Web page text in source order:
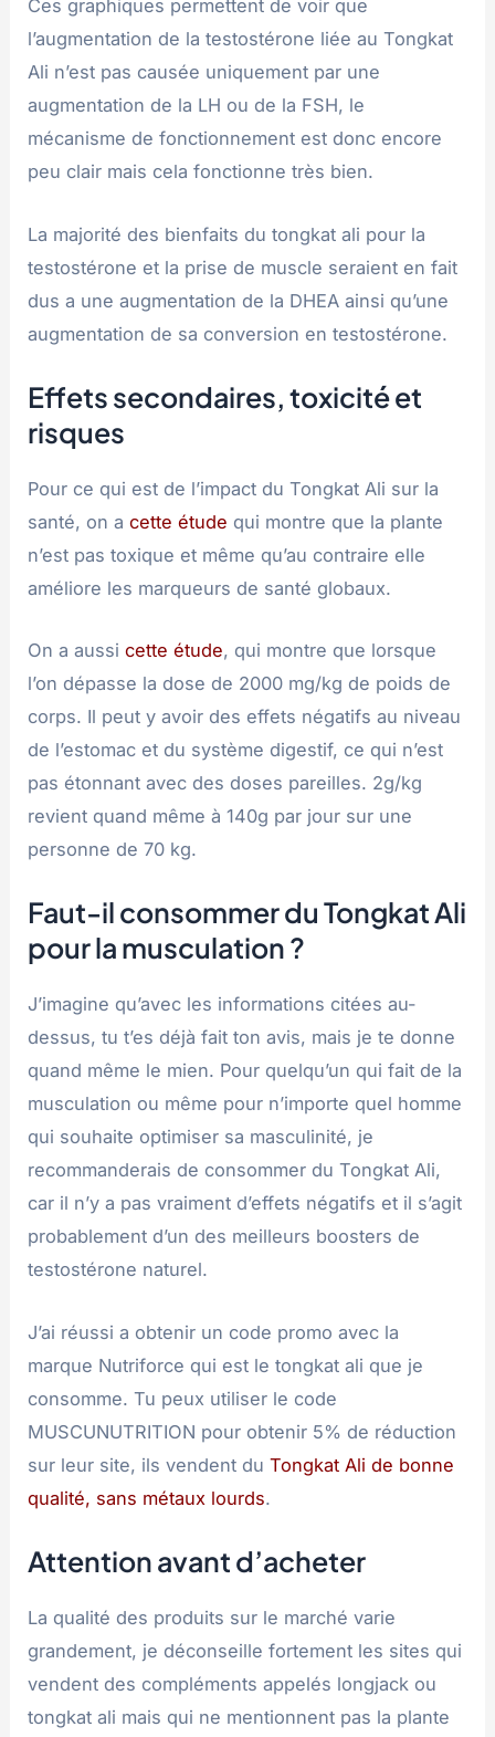
Ces graphiques permettent de voir que
l’augmentation de la testostérone liée au Tongkat
Ali n’est pas causée uniquement par une
augmentation de la LH ou de la FSH, le
mécanisme de fonctionnement est donc encore
peu clair mais cela fonctionne très bien.
La majorité des bienfaits du tongkat ali pour la
testostérone et la prise de muscle seraient en fait
dus a une augmentation de la DHEA ainsi qu’une
augmentation de sa conversion en testostérone.
Effets secondaires, toxicité et
risques
Pour ce qui est de l’impact du Tongkat Ali sur la
santé, on acette étude qui montre que la plante
n’est pas toxique et même qu’au contraire elle
améliore les marqueurs de santé globaux.
On a aussicette étude, qui montre que lorsque
l’on dépasse la dose de 2000 mg/kg de poids de
corps. Il peut y avoir des effets négatifs au niveau
de l’estomac et du système digestif, ce qui n’est
pas étonnant avec des doses pareilles. 2g/kg
revient quand même à 140g par jour sur une
personne de 70 kg.
Faut-il consommer du Tongkat Ali
pour la musculation ?
J’imagine qu’avec les informations citées au-
dessus, tu t’es déjà fait ton avis, mais je te donne
quand même le mien. Pour quelqu’un qui fait de la
musculation ou même pour n’importe quel homme
qui souhaite optimiser sa masculinité, je
recommanderais de consommer du Tongkat Ali,
car il n’y a pas vraiment d’effets négatifs et il s’agit
probablement d’un des meilleurs boosters de
testostérone naturel.
J’ai réussi a obtenir un code promo avec la
marque Nutriforce qui est le tongkat ali que je
consomme. Tu peux utiliser le code
MUSCUNUTRITION pour obtenir 5% de réduction
sur leur site, ils vendent duTongkat Ali de bonne
qualité, sans métaux lourds.
Attention avant d’acheter
La qualité des produits sur le marché varie
grandement, je déconseille fortement les sites qui
vendent des compléments appelés longjack ou
tongkat ali mais qui ne mentionnent pas la plante